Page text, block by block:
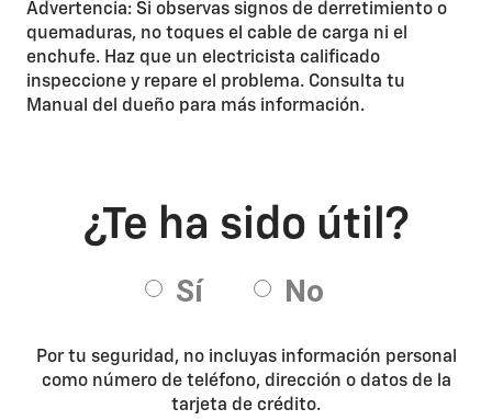
Advertencia: Si observas signos de derretimiento o
quemaduras, no toques el cable de carga ni el
enchufe. Haz que un electricista calificado
inspeccione y repare el problema. Consulta tu
Manual del dueño para más información.
Por tu seguridad, no incluyas información personal
como número de teléfono, dirección o datos de la
tarjeta de crédito.